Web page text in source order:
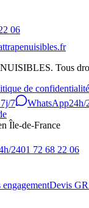
06
Tous
de confidentialité
7 WhatsApp24h/
Île-de-France
2401 72 68 22 06
Devis